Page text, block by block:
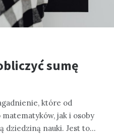
sumę
które od
jak i osoby
dziedziną nauki. Jest to…